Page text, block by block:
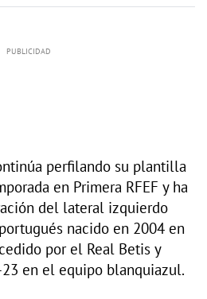
perfilando su plantilla
en Primera RFEF y ha
del lateral izquierdo
nacido en 2004 en
por el Real Betis y
en el equipo blanquiazul.